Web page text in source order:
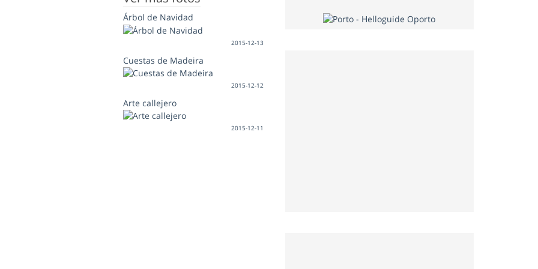
Árbol de Navidad
2015-12-13
Cuestas de Madeira
2015-12-12
Arte callejero
2015-12-11